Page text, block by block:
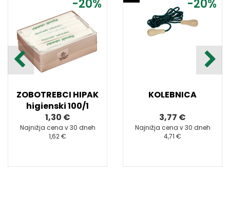
-20%
ZOBOTREBCI HIPAK
higienski 100/1
1,30 €
Najnižja cena v 30 dneh
1,62 €
-20%
KOLEBNICA
3,77 €
Najnižja cena v 30 dneh
4,71 €